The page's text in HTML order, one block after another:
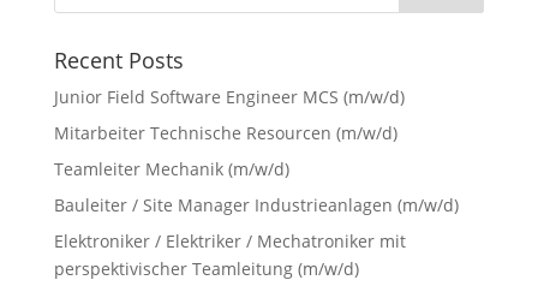
Recent Posts
Junior Field Software Engineer MCS (m/w/d)
Mitarbeiter Technische Resourcen (m/w/d)
Teamleiter Mechanik (m/w/d)
Bauleiter / Site Manager Industrieanlagen (m/w/d)
Elektroniker / Elektriker / Mechatroniker mit
perspektivischer Teamleitung (m/w/d)